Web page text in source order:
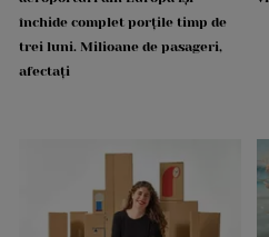
închide complet porțile timp de
trei luni. Milioane de pasageri,
afectați